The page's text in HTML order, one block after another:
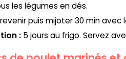
les légumes en dés.
puis mijoter 30 min
: 5 jours au frigo. Servez